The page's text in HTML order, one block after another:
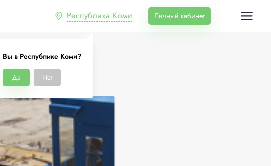
Республика Коми
Вы в Республике Коми?
Да Нет
Личный кабинет